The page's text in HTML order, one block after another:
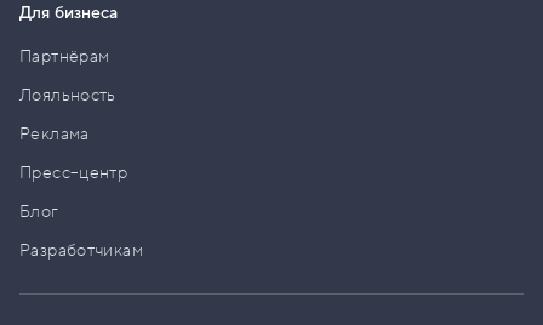
Для бизнеса
Партнёрам
Лояльность
Реклама
Пресс–центр
Блог
Разработчикам